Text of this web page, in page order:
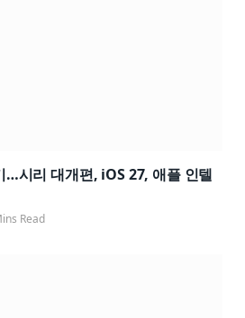
…시리 대개편, iOS 27, 애플 인텔
Read